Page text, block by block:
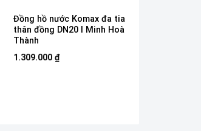
Đồng hồ nước Komax đa tia
thân đồng DN20 I Minh Hoà
Thành
1.309.000 ₫